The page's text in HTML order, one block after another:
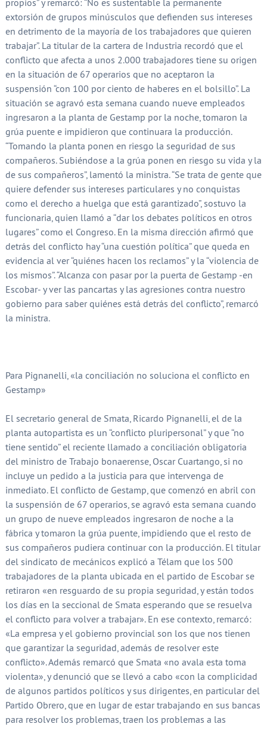
propios” y remarcó: “No es sustentable la permanente
extorsión de grupos minúsculos que defienden sus intereses
en detrimento de la mayoría de los trabajadores que quieren
trabajar”. La titular de la cartera de Industria recordó que el
conflicto que afecta a unos 2.000 trabajadores tiene su origen
en la situación de 67 operarios que no aceptaron la
suspensión “con 100 por ciento de haberes en el bolsillo”. La
situación se agravó esta semana cuando nueve empleados
ingresaron a la planta de Gestamp por la noche, tomaron la
grúa puente e impidieron que continuara la producción.
“Tomando la planta ponen en riesgo la seguridad de sus
compañeros. Subiéndose a la grúa ponen en riesgo su vida y la
de sus compañeros”, lamentó la ministra. “Se trata de gente que
quiere defender sus intereses particulares y no conquistas
como el derecho a huelga que está garantizado”, sostuvo la
funcionaria, quien llamó a “dar los debates políticos en otros
lugares” como el Congreso. En la misma dirección afirmó que
detrás del conflicto hay “una cuestión política” que queda en
evidencia al ver “quiénes hacen los reclamos” y la “violencia de
los mismos”. “Alcanza con pasar por la puerta de Gestamp -en
Escobar- y ver las pancartas y las agresiones contra nuestro
gobierno para saber quiénes está detrás del conflicto”, remarcó
la ministra.
Para Pignanelli, «la conciliación no soluciona el conflicto en
Gestamp»
El secretario general de Smata, Ricardo Pignanelli, el de la
planta autopartista es un “conflicto pluripersonal” y que “no
tiene sentido” el reciente llamado a conciliación obligatoria
del ministro de Trabajo bonaerense, Oscar Cuartango, si no
incluye un pedido a la justicia para que intervenga de
inmediato. El conflicto de Gestamp, que comenzó en abril con
la suspensión de 67 operarios, se agravó esta semana cuando
un grupo de nueve empleados ingresaron de noche a la
fábrica y tomaron la grúa puente, impidiendo que el resto de
sus compañeros pudiera continuar con la producción. El titular
del sindicato de mecánicos explicó a Télam que los 500
trabajadores de la planta ubicada en el partido de Escobar se
retiraron «en resguardo de su propia seguridad, y están todos
los días en la seccional de Smata esperando que se resuelva
el conflicto para volver a trabajar». En ese contexto, remarcó:
«La empresa y el gobierno provincial son los que nos tienen
que garantizar la seguridad, además de resolver este
conflicto». Además remarcó que Smata «no avala esta toma
violenta», y denunció que se llevó a cabo «con la complicidad
de algunos partidos políticos y sus dirigentes, en particular del
Partido Obrero, que en lugar de estar trabajando en sus bancas
para resolver los problemas, traen los problemas a las